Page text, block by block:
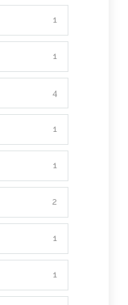
1
1
4
1
1
2
1
1